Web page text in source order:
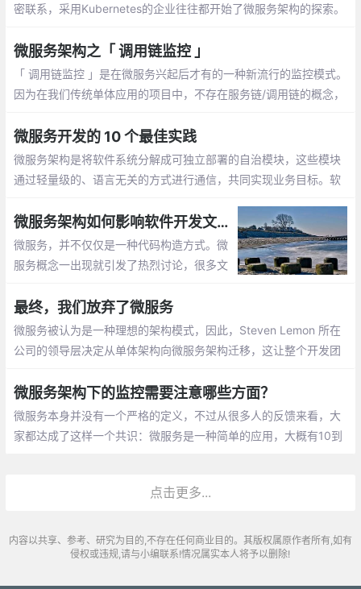
密联系，采用Kubernetes的企业往往都开始了微服务架构的探索。
在技术路线上产生分叉
微服务架构之「 调用链监控 」
「 调用链监控 」是在微服务兴起后才有的一种新流行的监控模式。
因为在我们传统单体应用的项目中，不存在服务链/调用链的概念，
微服务开发的 10 个最佳实践
微服务架构是将软件系统分解成可独立部署的自治模块，这些模块
通过轻量级的、语言无关的方式进行通信，共同实现业务目标。软
微服务架构如何影响软件开发文化？
微服务，并不仅仅是一种代码构造方式。微
服务概念一出现就引发了热烈讨论，很多文
大型企业的用例等。然而，在说起微服务
时，开发人员关注的往往是这场革命的技术
意义
最终，我们放弃了微服务
微服务被认为是一种理想的架构模式，因此，Steven Lemon 所在
公司的领导层决定从单体架构向微服务架构迁移，这让整个开发团
微服务架构的好处也没有享受到
微服务架构下的监控需要注意哪些方面？
微服务本身并没有一个严格的定义，不过从很多人的反馈来看，大
家都达成了这样一个共识：微服务是一种简单的应用，大概有10到
点击更多...
内容以共享、参考、研究为目的,不存在任何商业目的。其版权属原作者所有,如有
侵权或违规,请与小编联系!情况属实本人将予以删除!